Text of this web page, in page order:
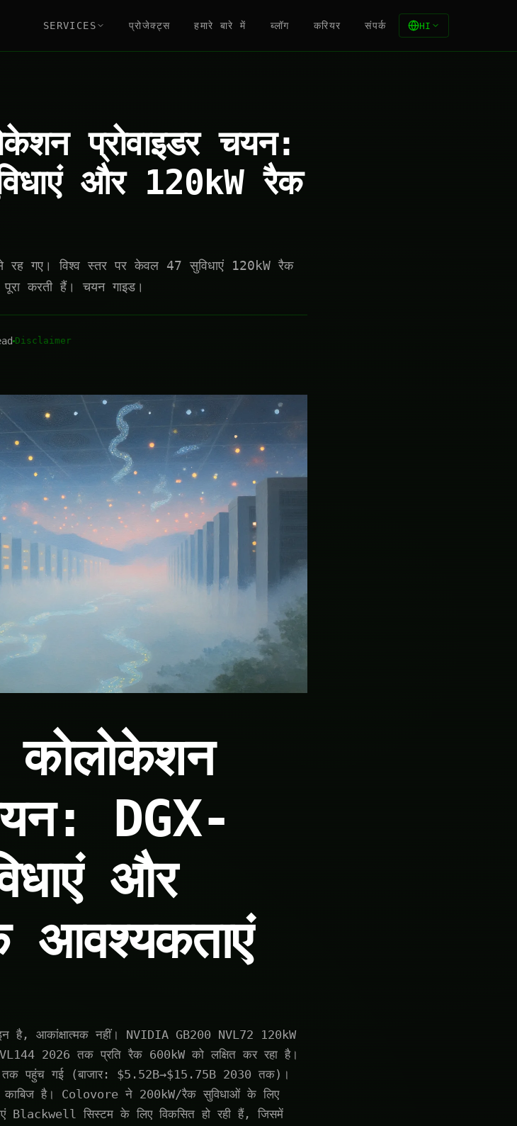
SERVICES प्रोजेक्ट्स हमारे बारे में ब्लॉग करियर संपर्क HI
प्रोवाइडर चयन:
और 120kW रैक
गए। विश्व स्तर पर केवल 47 सुविधाएं 120kW रैक
करती हैं। चयन गाइड।
Disclaimer
DGX-
और
आवश्यकताएं
है, आकांक्षात्मक नहीं। NVIDIA GB200 NVL72 120kW
2026 तक प्रति रैक 600kW को लक्षित कर रहा है।
तक पहुंच गई (बाजार: $5.52B→$15.75B 2030 तक)।
काबिज है। Colovore ने 200kW/रैक सुविधाओं के लिए
Blackwell सिस्टम के लिए विकसित हो रही हैं, जिसमें